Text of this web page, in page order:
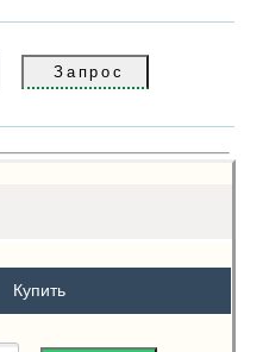
Купить